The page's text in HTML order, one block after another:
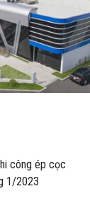
công ép cọc
1/2023